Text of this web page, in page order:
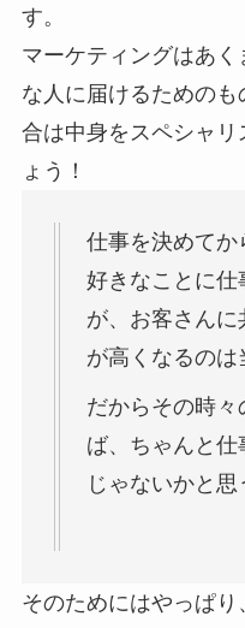
す。
マーケティングはあ
な人に届けるための
合は中身をスペシャ
ょう！
仕事を決めてか
好きなことに
が、お客さん
が高くなるのは
だからその時
ば、ちゃんと
じゃないかと思
そのためにはやっぱ